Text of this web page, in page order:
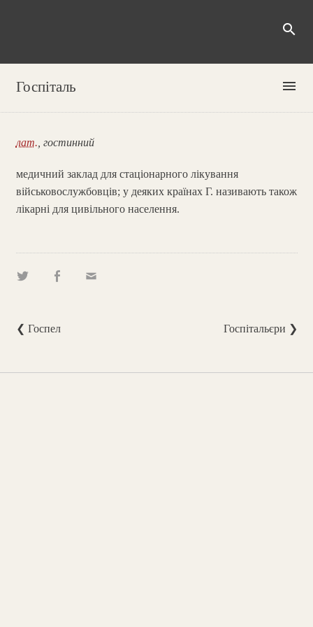
search
Госпіталь menu
лат. , гостинний
медичний заклад для стаціонарного лікування
військовослужбовців; у деяких країнах Г. називають також
лікарні для цивільного населення.
❮ Госпел Госпітальєри ❯